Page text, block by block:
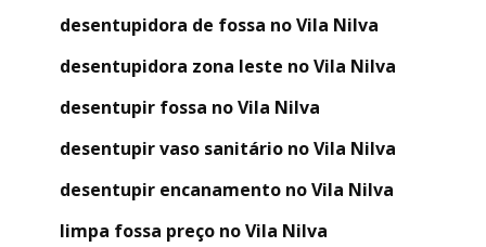
desentupidora de fossa no Vila Nilva
desentupidora zona leste no Vila Nilva
desentupir fossa no Vila Nilva
desentupir vaso sanitário no Vila Nilva
desentupir encanamento no Vila Nilva
limpa fossa preço no Vila Nilva